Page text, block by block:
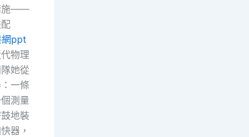
施——
網ppt
物理
她從
一條
測量
地裝
器，